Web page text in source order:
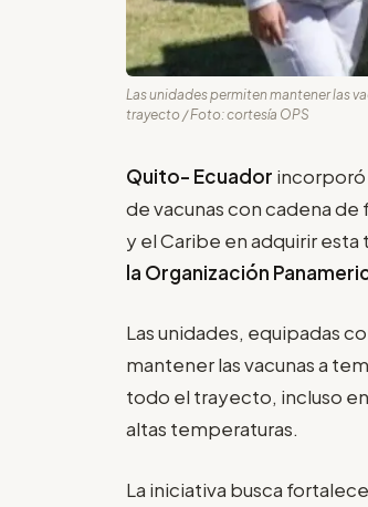
Las unidades permiten mantener las
trayecto / Foto: cortesía OPS
Quito- Ecuador incorporó
de vacunas con cadena
y el Caribe en adquirir
la Organización
Las unidades, equipadas
mantener las vacunas a
todo el trayecto, incluso
altas temperaturas.
La iniciativa busca